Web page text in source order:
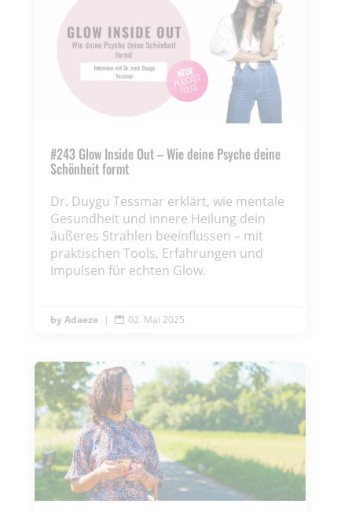
#243 Glow Inside Out – Wie deine Psyche deine
Schönheit formt
Dr. Duygu Tessmar erklärt, wie mentale
Gesundheit und innere Heilung dein
äußeres Strahlen beeinflussen – mit
praktischen Tools, Erfahrungen und
Impulsen für echten Glow.
Adaeze |  02. Mai 2025